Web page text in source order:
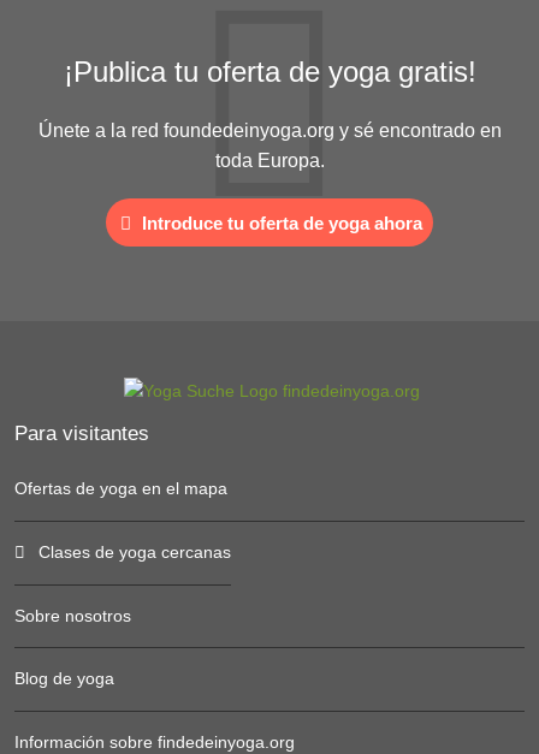
¡Publica tu oferta de yoga gratis!
Únete a la red foundedeinyoga.org y sé encontrado en
toda Europa.
Introduce tu oferta de yoga ahora
Para visitantes
Ofertas de yoga en el mapa
Clases de yoga cercanas
Sobre nosotros
Blog de yoga
Información sobre findedeinyoga.org